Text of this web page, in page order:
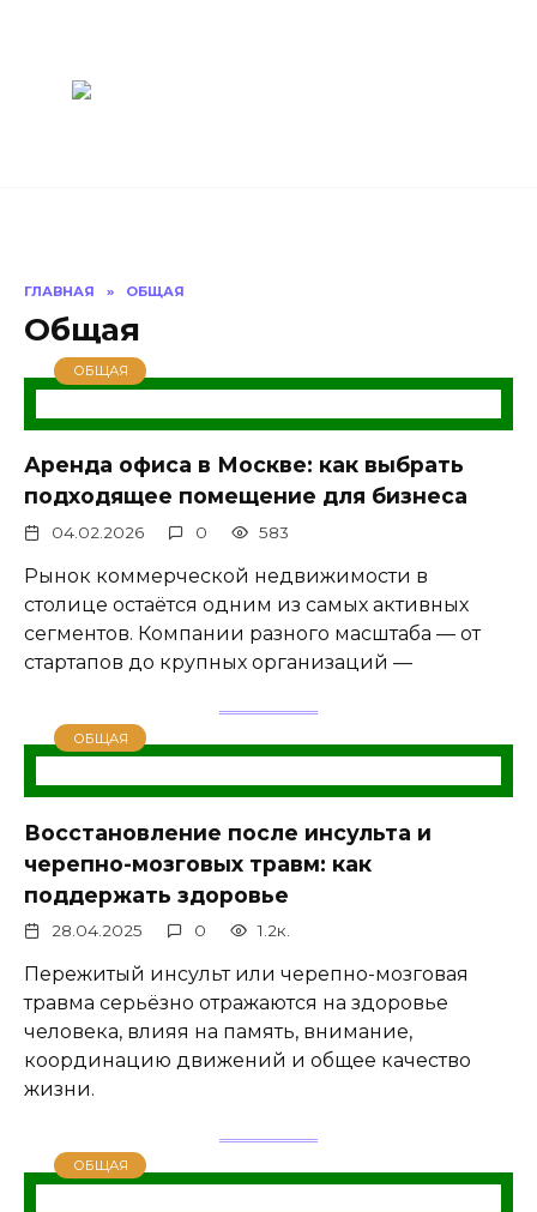
ГЛАВНАЯ » ОБЩАЯ
Общая
ОБЩАЯ
Аренда офиса в Москве: как выбрать
подходящее помещение для бизнеса
04.02.2026 0 583
Рынок коммерческой недвижимости в
столице остаётся одним из самых активных
сегментов. Компании разного масштаба — от
стартапов до крупных организаций —
ОБЩАЯ
Восстановление после инсульта и
черепно-мозговых травм: как
поддержать здоровье
28.04.2025 0 1.2к.
Пережитый инсульт или черепно-мозговая
травма серьёзно отражаются на здоровье
человека, влияя на память, внимание,
координацию движений и общее качество
жизни.
ОБЩАЯ